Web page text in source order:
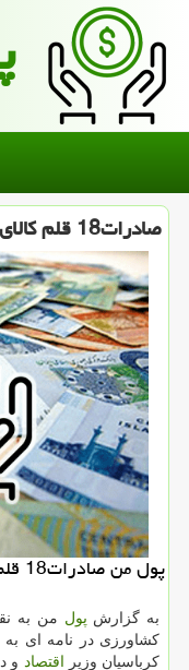
صادرات18 قلم كالای اساسی ممنوع گردید
پول من صادرات18 قلم كالای اساسی ممنوع گردید
به گزارش پول من به
كشاورزی در نامه ای
كرباسیان وزیر اقتصاد